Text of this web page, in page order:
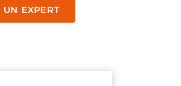
UN EXPERT